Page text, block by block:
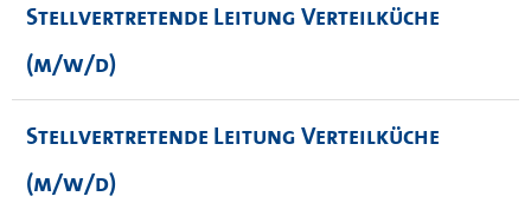
Stellvertretende Leitung Verteilküche
(m/w/d)
Stellvertretende Leitung Verteilküche
(m/w/d)